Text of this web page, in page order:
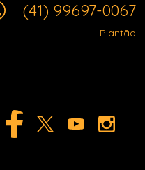
(41) 99697-0067
Plantão